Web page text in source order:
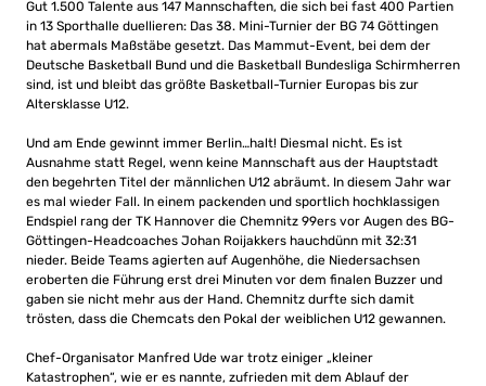
Gut 1.500 Talente aus 147 Mannschaften, die sich bei fast 400 Partien
in 13 Sporthalle duellieren: Das 38. Mini-Turnier der BG 74 Göttingen
hat abermals Maßstäbe gesetzt. Das Mammut-Event, bei dem der
Deutsche Basketball Bund und die Basketball Bundesliga Schirmherren
sind, ist und bleibt das größte Basketball-Turnier Europas bis zur
Altersklasse U12.
Und am Ende gewinnt immer Berlin…halt! Diesmal nicht. Es ist
Ausnahme statt Regel, wenn keine Mannschaft aus der Hauptstadt
den begehrten Titel der männlichen U12 abräumt. In diesem Jahr war
es mal wieder Fall. In einem packenden und sportlich hochklassigen
Endspiel rang der TK Hannover die Chemnitz 99ers vor Augen des BG-
Göttingen-Headcoaches Johan Roijakkers hauchdünn mit 32:31
nieder. Beide Teams agierten auf Augenhöhe, die Niedersachsen
eroberten die Führung erst drei Minuten vor dem finalen Buzzer und
gaben sie nicht mehr aus der Hand. Chemnitz durfte sich damit
trösten, dass die Chemcats den Pokal der weiblichen U12 gewannen.
Chef-Organisator Manfred Ude war trotz einiger „kleiner
Katastrophen“, wie er es nannte, zufrieden mit dem Ablauf der